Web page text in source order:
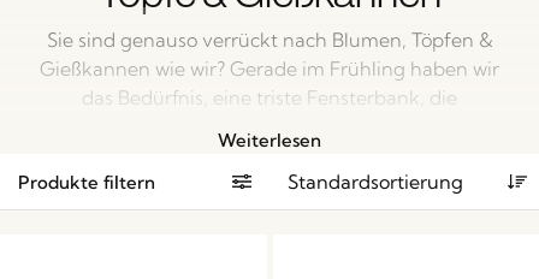
Sie sind genauso verrückt nach Blumen, Töpfen &
Gießkannen wie wir? Gerade im Frühling haben wir
das Bedürfnis, eine triste Fensterbank, die
Vordermann zu bringen: mit neuen Blumentöpfen
oder Pflanzgefäßen. Ehrlich gesagt geht es uns das
ganze Jahr über so. Kommt Ihnen bekannt vor?
Weiterlesen
Produkte filtern